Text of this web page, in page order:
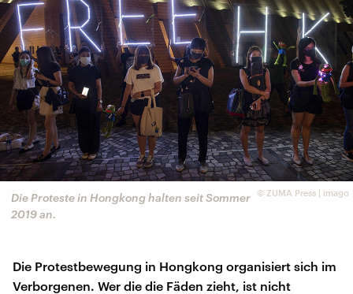
© ZUMA Press | imago
Die Proteste in Hongkong halten seit Sommer
2019 an.
Die Protestbewegung in Hongkong organisiert sich im
Verborgenen. Wer die die Fäden zieht, ist nicht